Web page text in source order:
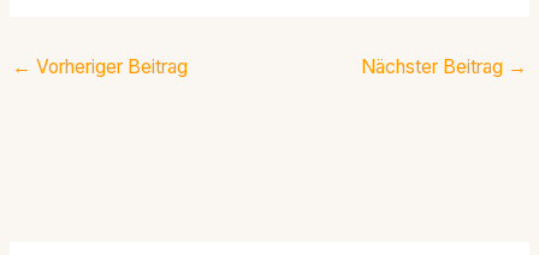
← Vorheriger Beitrag Nächster Beitrag →